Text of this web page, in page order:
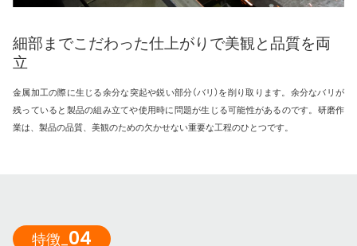
細部までこだわった仕上がりで美観と品質を両
立
金属加工の際に生じる余分な突起や鋭い部分（バリ）を削り取ります。余分なバリが
残っていると製品の組み立てや使用時に問題が生じる可能性があるのです。研磨作
業は、製品の品質、美観のための欠かせない重要な工程のひとつです。
特徴_04